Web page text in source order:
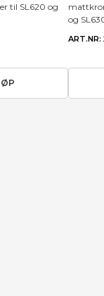
til SL620 og
og
ART.NR: